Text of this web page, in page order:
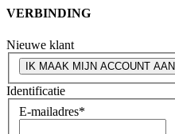
VERBINDING
Nieuwe klant
IK MAAK MIJN ACCOUNT AAN
Identificatie
E-mailadres*